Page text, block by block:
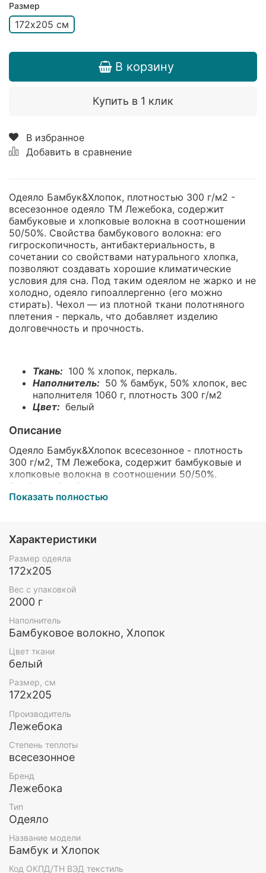
Размер
172х205 см
В корзину
Купить в 1 клик
В избранное
Добавить в сравнение
Одеяло Бамбук&Хлопок, плотностью 300 г/м2 -
всесезонное одеяло ТМ Лежебока, содержит
бамбуковые и хлопковые волокна в соотношении
50/50%. Свойства бамбукового волокна: его
гигроскопичность, антибактериальность, в
сочетании со свойствами натурального хлопка,
позволяют создавать хорошие климатические
условия для сна. Под таким одеялом не жарко и не
холодно, одеяло гипоаллергенно (его можно
стирать). Чехол — из плотной ткани полотняного
плетения - перкаль, что добавляет изделию
долговечность и прочность.
Ткань: 100 % хлопок, перкаль.
Наполнитель: 50 % бамбук, 50% хлопок, вес
наполнителя 1060 г, плотность 300 г/м2
Цвет: белый
Описание
Одеяло Бамбук&Хлопок всесезонное - плотность
300 г/м2, ТМ Лежебока, содержит бамбуковые и
хлопковые волокна в соотношении 50/50%.
Свойства бамбукового волокна: его
гигроскопичность, антибактериальность, в
условия для сна. Под таким одеялом не жарко и не
холодно, одеяло гипоаллергенно (его можно
стирать). Чехол — из плотной ткани полотняного
плетения - перкаль, что добавляет изделию
Ткань:
Наполнитель: 50 % бамбук, 50% хлопок, вес
наполнителя 1060 г, плотность 300 г/м2
Цвет:
Показать полностью
Характеристики
Размер одеяла
172х205
Вес с упаковкой
2000 г
Наполнитель
Бамбуковое волокно, Хлопок
Цвет ткани
белый
Размер, см
172х205
Производитель
Лежебока
Степень теплоты
всесезонное
Бренд
Лежебока
Тип
Одеяло
Название модели
Бамбук и Хлопок
Код ОКПД/ТН ВЭД текстиль